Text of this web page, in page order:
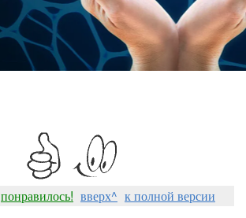
понравилось! вверх^ к полной версии